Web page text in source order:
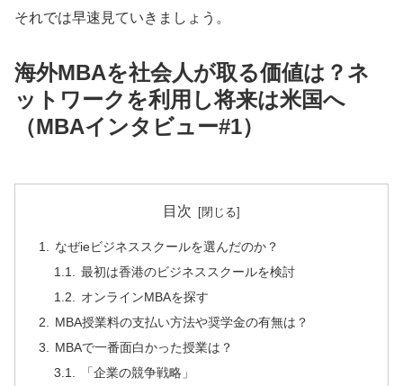
それでは早速見ていきましょう。
海外MBAを社会人が取る価値は？ネ
ットワークを利用し将来は米国へ
（MBAインタビュー#1）
目次
なぜieビジネススクールを選んだのか？
最初は香港のビジネススクールを検討
オンラインMBAを探す
MBA授業料の支払い方法や奨学金の有無は？
MBAで一番面白かった授業は？
「企業の競争戦略」